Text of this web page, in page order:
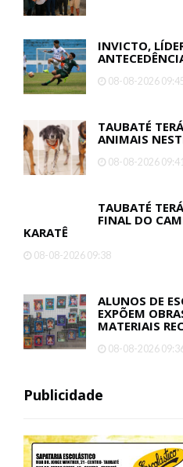
INVICTO,
08-08-2026
TAUBATÉ
ANIMAIS
08-08-2026 09:41
TAUBATÉ
FINAL DO
KARATÊ
08-08-2026 09:38
ALUNOS DE
EXPÕEM
MATERIAIS
08-08-2026
Publicidade